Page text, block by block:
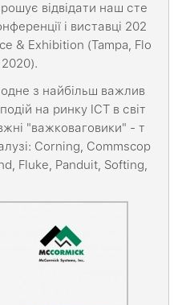
відвідати наш сте
і виставці 202
& Exhibition (Tampa, Flo
з найбільш важлив
на ринку ICT в світ
"важковаговики" - т
Corning, Commscop
Fluke, Panduit, Softing,